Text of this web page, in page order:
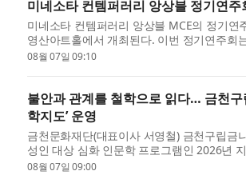
미네소타 컨템퍼러리 앙상블 정기연주
미네소타 컨템퍼러리 앙상블 MCE의 정기연
영산아트홀에서 개최된다. 이번 정기연주회
간과 감정의 결을 다채로운 편성과 레퍼토
08월 07일 09:10
불안과 관계를 철학으로 읽다… 금천
학지도’ 운영
금천문화재단(대표이사 서영철) 금천구립
성인 대상 심화 인문학 프로그램인 2026년
한다고 밝혔다. ‘지혜학교’는 문화체육관광
08월 07일 09:00